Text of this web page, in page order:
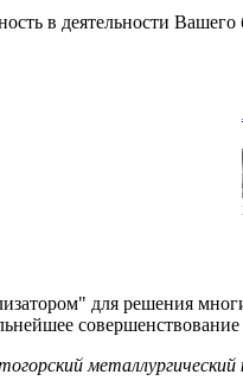
в деятельности Вашего
для решения